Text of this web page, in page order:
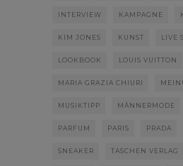
INTERVIEW KAMPAGNE
KIM JONES KUNST LIVE
LOOKBOOK LOUIS VUITTON
MARIA GRAZIA CHIURI
MUSIKTIPP MÄNNERMODE
PARFUM PARIS PRADA
SNEAKER TASCHEN VERLAG